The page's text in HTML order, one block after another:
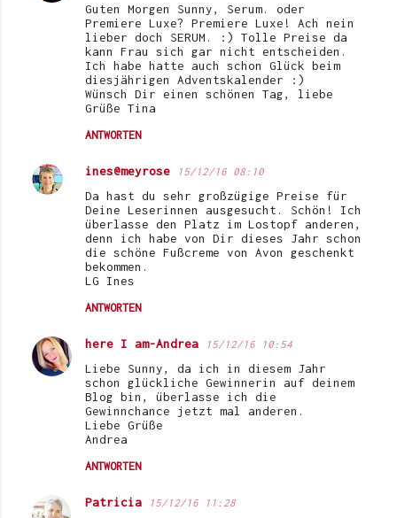
r
Guten Morgen Sunny, Serum. oder
Premiere Luxe? Premiere Luxe! Ach nein
lieber doch SERUM. :) Tolle Preise da
kann Frau sich gar nicht entscheiden.
Ich habe hatte auch schon Glück beim
diesjährigen Adventskalender :)
Wünsch Dir einen schönen Tag, liebe
Grüße Tina
ANTWORTEN
ines@meyrose 15/12/16 08:10
Da hast du sehr großzügige Preise für
Deine Leserinnen ausgesucht. Schön! Ich
überlasse den Platz im Lostopf anderen,
denn ich habe von Dir dieses Jahr schon
die schöne Fußcreme von Avon geschenkt
bekommen.
LG Ines
ANTWORTEN
here I am-Andrea 15/12/16 10:54
Liebe Sunny, da ich in diesem Jahr
schon glückliche Gewinnerin auf deinem
Blog bin, überlasse ich die
Gewinnchance jetzt mal anderen.
Liebe Grüße
Andrea
ANTWORTEN
Patricia 15/12/16 11:28